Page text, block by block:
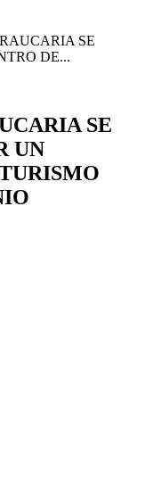
SE
DE...
SE
UN